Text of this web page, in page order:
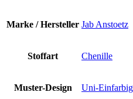
Marke / Hersteller Jab Anstoetz
Stoffart Chenille
Muster-Design Uni-Einfarbig